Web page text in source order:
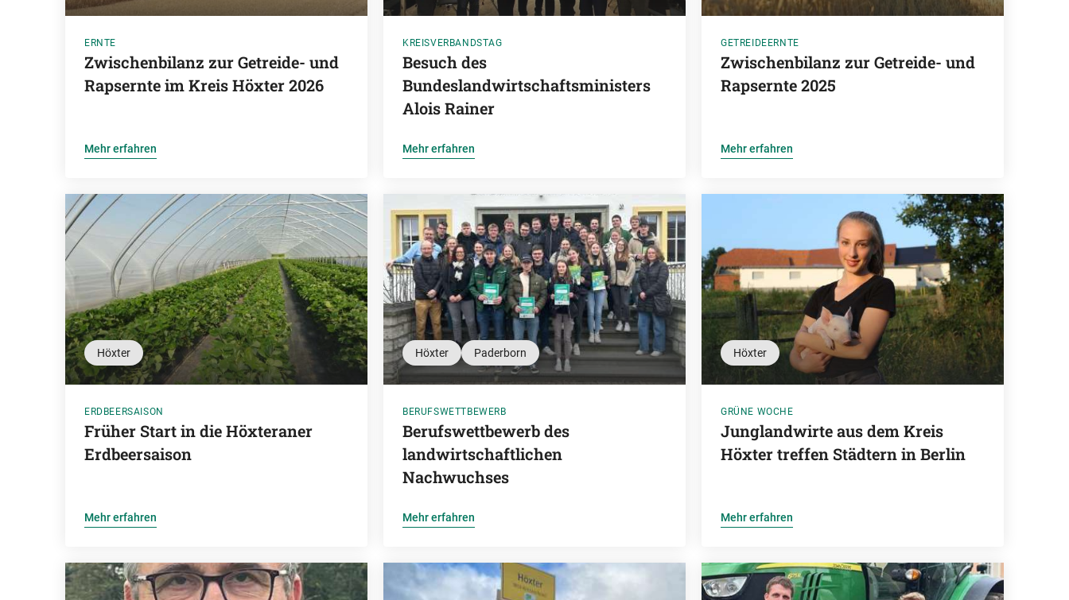
ERNTE
Zwischenbilanz zur Getreide- und
Rapsernte im Kreis Höxter 2026
Mehr erfahren
KREISVERBANDSTAG
Besuch des
Bundeslandwirtschaftsministers
Alois Rainer
Mehr erfahren
GETREIDEERNTE
Zwischenbilanz zur Getreide- und
Rapsernte 2025
Mehr erfahren
Höxter
ERDBEERSAISON
Früher Start in die Höxteraner
Erdbeersaison
Mehr erfahren
Höxter Paderborn
BERUFSWETTBEWERB
Berufswettbewerb des
landwirtschaftlichen
Nachwuchses
Mehr erfahren
Höxter
GRÜNE WOCHE
Junglandwirte aus dem Kreis
Höxter treffen Städtern in Berlin
Mehr erfahren